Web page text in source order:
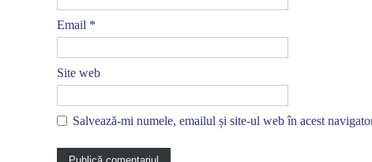
Email *
Site web
Salvează-mi numele, emailul și site-ul web în acest